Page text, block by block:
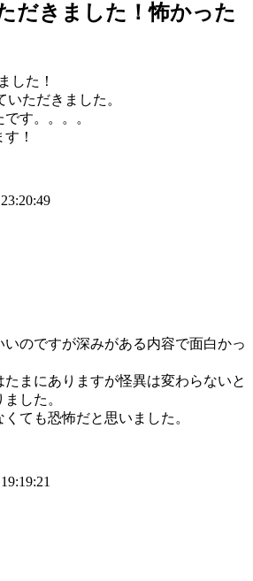
だきました！怖かった
した！
いただきました。
す。。。。
！
のですが深みがある内容で面白かっ
まにありますが怪異は変わらないと
した。
ても恐怖だと思いました。